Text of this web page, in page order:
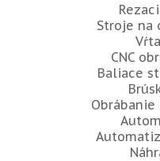
Stroje na
CNC
Baliace